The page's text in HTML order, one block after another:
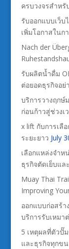
ครบวงจรสำหรั
รับออกแบบเว็บ
เพิ่มโอกาสในก
Nach der
รับผลิตน้ำดื่ม
ต่อยอดธุรกิจอย่
บริการวางฤกษ์
ก่อนก้าวสู่ช่วง
x lift กับการเลื
ระยะยาว July
เลือกแหล่งจำ
ธุรกิจตัดเย็บแ
Muay Thai
Improving
ออกแบบก่อสร้า
บริการรับเหมา
5 เหตุผลที่ตัวปั๊
และธุรกิจทุกข